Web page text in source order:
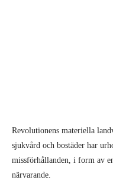
Revolutionens materiella
sjukvård och bostäder har
missförhållanden, i form av
närvarande.